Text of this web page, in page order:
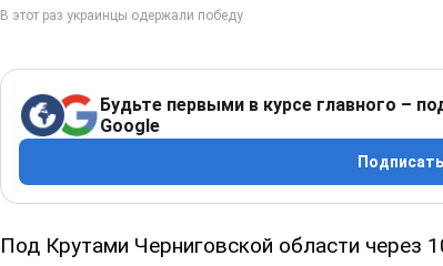
Будьте первыми в курсе главного –
Google
Под Крутами Черниговской области через